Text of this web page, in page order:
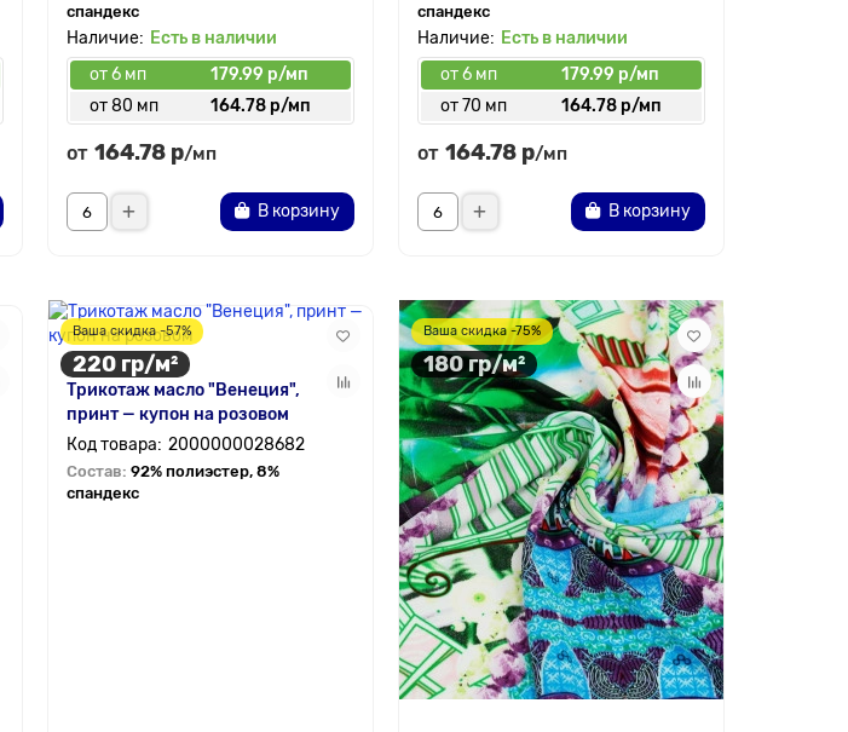
спандекс
Есть в наличии
от 6 мп
179.99 р/мп
от 80 мп
164.78 р/мп
от 164.78 р/мп
В корзину
спандекс
Есть в наличии
от 6 мп
179.99 р/мп
от 70 мп
164.78 р/мп
от 164.78 р/мп
В корзину
Ваша скидка -57%
220 гр/м²
Трикотаж масло "Венеция",
принт — купон на розовом
2000000028682
Состав: 92% полиэстер, 8%
спандекс
Ваша скидка -75%
180 гр/м²